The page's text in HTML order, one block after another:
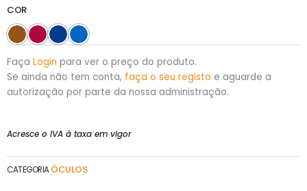
COR
Faça Login para ver o preço do produto.
Se ainda não tem conta, faça o seu registo e aguarde a
autorização por parte da nossa administração.
Acresce o IVA à taxa em vigor
CATEGORIA ÓCULOS